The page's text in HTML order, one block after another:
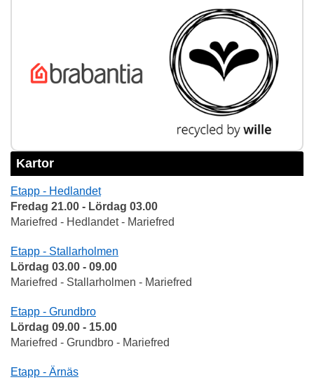
Kartor
Etapp - Hedlandet
Fredag 21.00 - Lördag 03.00
Mariefred - Hedlandet - Mariefred
Etapp - Stallarholmen
Lördag 03.00 - 09.00
Mariefred - Stallarholmen - Mariefred
Etapp - Grundbro
Lördag 09.00 - 15.00
Mariefred - Grundbro - Mariefred
Etapp - Ärnäs